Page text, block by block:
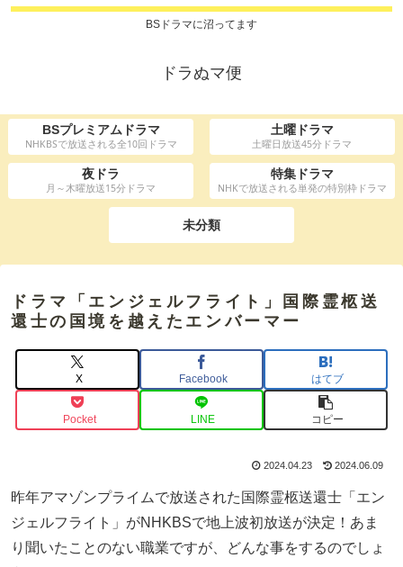
BSドラマに沼ってます
ドラぬマ便
BSプレミアムドラマ
NHKBSで放送される全10回ドラマ
土曜ドラマ
土曜日放送45分ドラマ
夜ドラ
月～木曜放送15分ドラマ
特集ドラマ
NHKで放送される単発の特別枠ドラマ
未分類
ドラマ「エンジェルフライト」国際霊柩送
還士の国境を越えたエンバーマー
X Facebook はてブ
Pocket LINE コピー
2024.04.23 2024.06.09
昨年アマゾンプライムで放送された国際霊柩送還士「エン
ジェルフライト」がNHKBSで地上波初放送が決定！あま
り聞いたことのない職業ですが、どんな事をするのでしょ